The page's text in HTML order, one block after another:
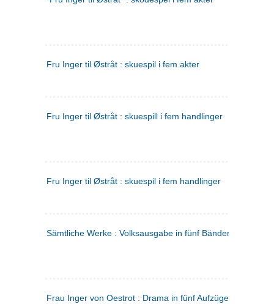
Fru Inger til Østråt : skuespil i fem akter
Fru Inger til Østråt : skuespill i fem handlinger
Fru Inger til Østråt : skuespil i fem handlinger
Sämtliche Werke : Volksausgabe in fünf Bänden
Frau Inger von Oestrot : Drama in fünf Aufzügen